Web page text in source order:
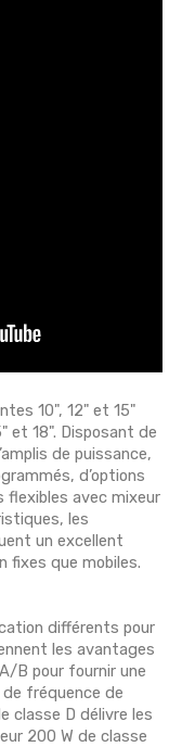
10", 12" et 15"
et 18". Disposant de
de puissance,
d’options
flexibles avec mixeur
les
un excellent
fixes que mobiles.
différents pour
les avantages
B pour fournir une
fréquence de
classe D délivre les
200 W de classe